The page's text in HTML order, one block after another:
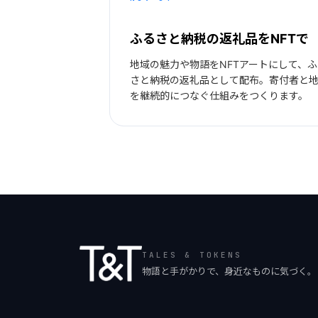
ふるさと納税の返礼品をNFTで
地域の魅力や物語をNFTアートにして、
さと納税の返礼品として配布。寄付者と
を継続的につなぐ仕組みをつくります。
TALES & TOKENS
物語と手がかりで、身近なものに気づく。